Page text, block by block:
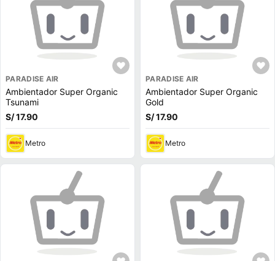
PARADISE AIR
Ambientador Super Organic
Tsunami
S/ 17.90
Metro
PARADISE AIR
Ambientador Super Organic
Gold
S/ 17.90
Metro